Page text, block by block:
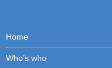
Home
Who’s who